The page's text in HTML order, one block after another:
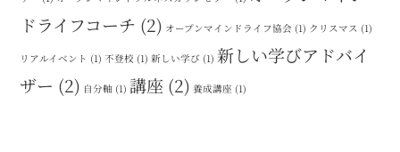
ドライフコーチ (2) オープンマインドライフ協会 (1) クリスマス (1)
リアルイベント (1) 不登校 (1) 新しい学び (1) 新しい学びアドバイ
ザー (2) 自分軸 (1) 講座 (2) 養成講座 (1)